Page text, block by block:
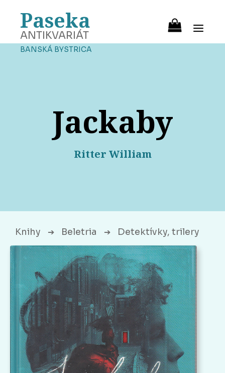
Paseka
ANTIKVARIÁT
BANSKÁ BYSTRICA
Jackaby
Ritter William
Knihy ➔ Beletria ➔ Detektívky, trilery